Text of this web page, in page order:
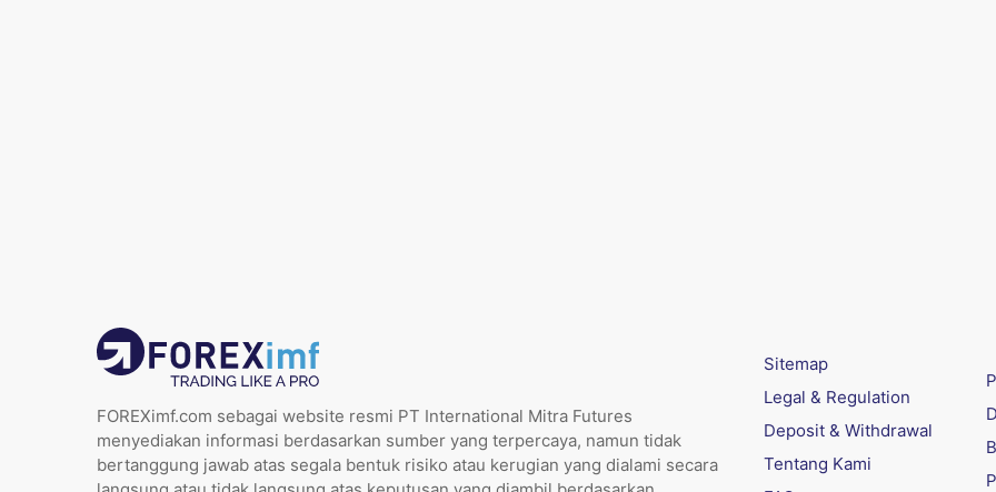
FOREXimf.com sebagai website resmi PT International Mitra Futures
menyediakan informasi berdasarkan sumber yang terpercaya, namun tidak
bertanggung jawab atas segala bentuk risiko atau kerugian yang dialami secara
Sitemap
Legal & Regulation
Deposit & Withdrawal
Tentang Kami